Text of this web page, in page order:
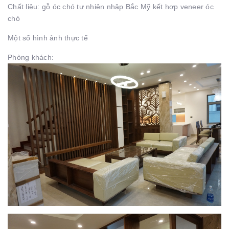
Chất liệu: gỗ óc chó tự nhiên nhập Bắc Mỹ kết hợp veneer óc
chó
Một số hình ảnh thực tế
Phòng khách: